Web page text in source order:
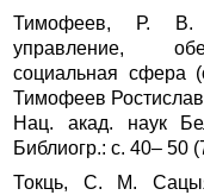
Тимофеев, Р. В.
управление,
социальная сфера
Тимофеев
Нац. акад. наук
Библиогр.: с. 40– 50
Токць, С. М.